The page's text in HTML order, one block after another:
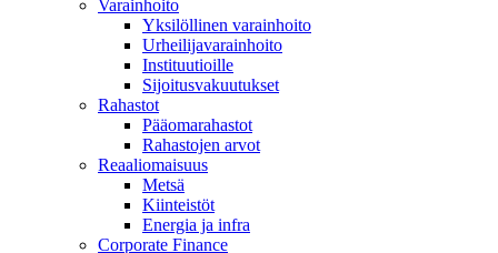
Varainhoito
Yksilöllinen varainhoito
Urheilijavarainhoito
Instituutioille
Sijoitusvakuutukset
Rahastot
Pääomarahastot
Rahastojen arvot
Reaaliomaisuus
Metsä
Kiinteistöt
Energia ja infra
Corporate Finance